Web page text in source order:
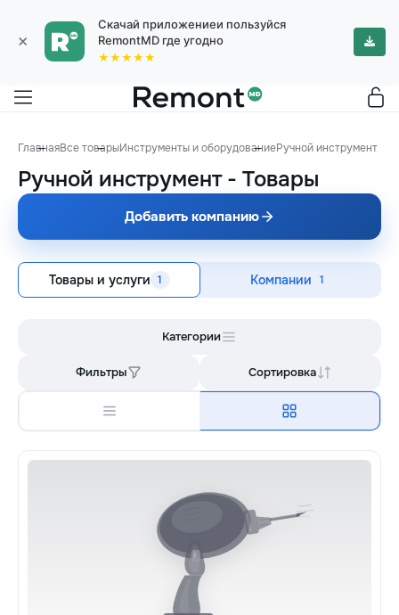
×
Скачай приложениеи пользуйся
RemontMD где угодно
★★★★★
ГлавнаяВсе товарыИнструменты и оборудованиеРучной инструмент
Ручной инструмент- Товары
Добавить компанию
Товары и услуги 1 Компании 1
Категории
Фильтры Сортировка